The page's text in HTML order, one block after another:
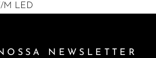
M LED
NEWSLETTER